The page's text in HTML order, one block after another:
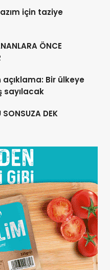
için taziye
ÖNCE
Bir ülkeye
sayılacak
SONSUZA DEK